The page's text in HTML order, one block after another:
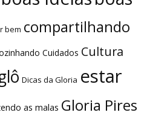
bem compartilhando
Cuidados Cultura
Dicas da Gloria estar
as malas Gloria Pires